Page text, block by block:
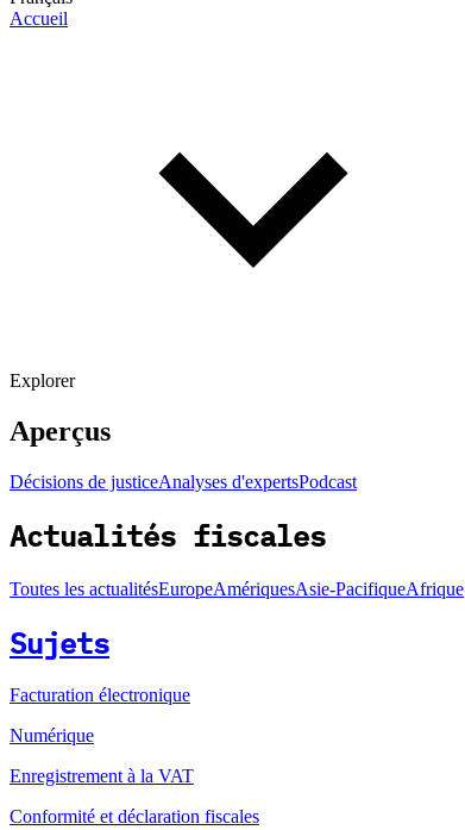
Accueil
Explorer
Aperçus
Décisions de justiceAnalyses d'expertsPodcast
Actualités fiscales
Toutes les actualitésEuropeAmériquesAsie-PacifiqueAfrique
Sujets
Facturation électronique
Numérique
Enregistrement à la VAT
Conformité et déclaration fiscales